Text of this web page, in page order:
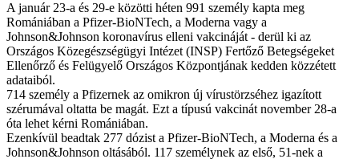
A január 23-a és 29-e közötti héten 991 személy kapta meg
Romániában a Pfizer-BioNTech, a Moderna vagy a
Johnson&Johnson koronavírus elleni vakcináját - derül ki az
Országos Közegészségügyi Intézet (INSP) Fertőző Betegségeket
Ellenőrző és Felügyelő Országos Központjának kedden közzétett
adataiból.
714 személy a Pfizernek az omikron új vírustörzséhez igazított
szérumával oltatta be magát. Ezt a típusú vakcinát november 28-a
óta lehet kérni Romániában.
Ezenkívül beadtak 277 dózist a Pfizer-BioNTech, a Moderna és a
Johnson&Johnson oltásából. 117 személynek az első, 51-nek a